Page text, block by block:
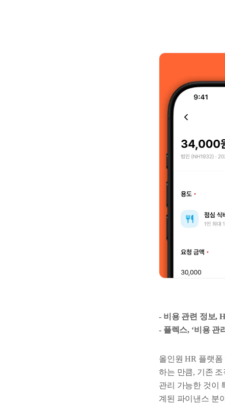
- 비용 관련 정보,
- 플렉스, ‘비용 관
올인원 HR 플랫폼
하는 만큼, 기존
관리 가능한 것이
계된 파이낸스 분